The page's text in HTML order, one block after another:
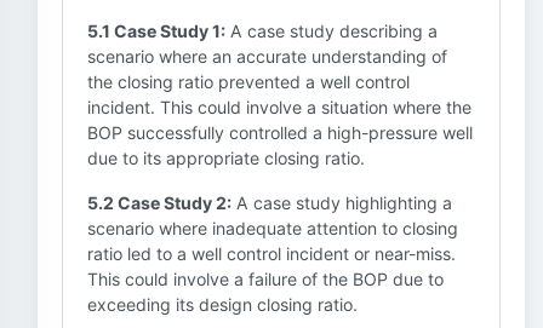
5.1 Case Study 1: A case study describing a
scenario where an accurate understanding of
the closing ratio prevented a well control
incident. This could involve a situation where the
BOP successfully controlled a high-pressure well
due to its appropriate closing ratio.
5.2 Case Study 2: A case study highlighting a
scenario where inadequate attention to closing
ratio led to a well control incident or near-miss.
This could involve a failure of the BOP due to
exceeding its design closing ratio.